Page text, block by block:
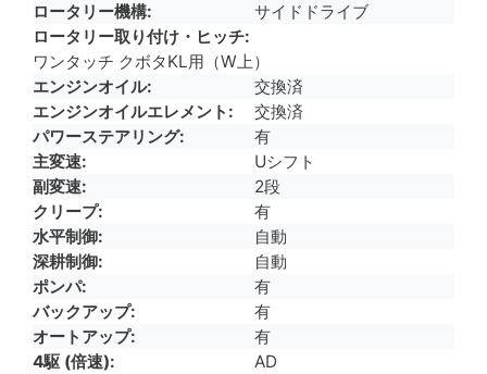
ロータリー機構
サイドドライブ
ロータリー取り付け・ヒッチ
ワンタッチ クボタKL用（W上）
エンジンオイル
交換済
エンジンオイルエレメント
交換済
パワーステアリング
有
主変速
Uシフト
副変速
2段
クリープ
有
水平制御
自動
深耕制御
自動
ポンパ
有
バックアップ
有
オートアップ
有
4駆 (倍速)
AD